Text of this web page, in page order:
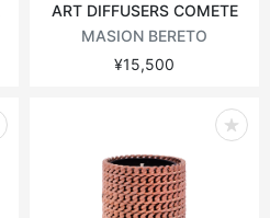
ART DIFFUSERS COMETE
MASION BERETO
¥15,500